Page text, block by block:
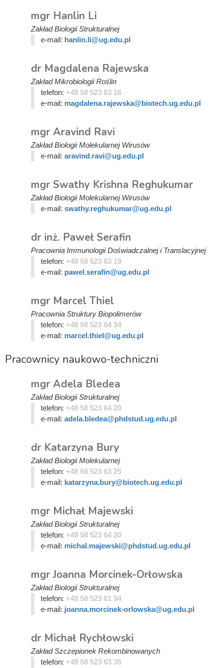
mgr Hanlin Li
Zakład Biologii Strukturalnej
e-mail: hanlin.li@ug.edu.pl
dr Magdalena Rajewska
Zakład Mikrobiologii Roślin
telefon: +48 58 523 63 16
e-mail: magdalena.rajewska@biotech.ug.edu.pl
mgr Aravind Ravi
Zakład Biologii Molekularnej Wirusów
e-mail: aravind.ravi@ug.edu.pl
mgr Swathy Krishna Reghukumar
Zakład Biologii Molekularnej Wirusów
e-mail: swathy.reghukumar@ug.edu.pl
dr inż. Paweł Serafin
Pracownia Immunologii Doświadczalnej i Translacyjnej
telefon: +48 58 523 63 19
e-mail: pawel.serafin@ug.edu.pl
mgr Marcel Thiel
Pracownia Struktury Biopolimerów
telefon: +48 58 523 64 34
e-mail: marcel.thiel@ug.edu.pl
Pracownicy naukowo-techniczni
mgr Adela Bledea
Zakład Biologii Strukturalnej
telefon: +48 58 523 64 20
e-mail: adela.bledea@phdstud.ug.edu.pl
dr Katarzyna Bury
Zakład Biologii Molekularnej
telefon: +48 58 523 63 25
e-mail: katarzyna.bury@biotech.ug.edu.pl
mgr Michał Majewski
Zakład Biologii Strukturalnej
telefon: +48 58 523 64 20
e-mail: michal.majewski@phdstud.ug.edu.pl
mgr Joanna Morcinek-Orłowska
Zakład Biologii Strukturalnej
telefon: +48 58 523 61 94
e-mail: joanna.morcinek-orlowska@ug.edu.pl
dr Michał Rychłowski
Zakład Szczepionek Rekombinowanych
telefon: +48 58 523 63 35